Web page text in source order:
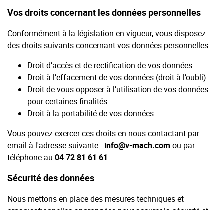
Vos droits concernant les données personnelles
Conformément à la législation en vigueur, vous disposez
des droits suivants concernant vos données personnelles :
Droit d’accès et de rectification de vos données.
Droit à l’effacement de vos données (droit à l’oubli).
Droit de vous opposer à l’utilisation de vos données
pour certaines finalités.
Droit à la portabilité de vos données.
Vous pouvez exercer ces droits en nous contactant par
email à l'adresse suivante : info@v-mach.com ou par
téléphone au 04 72 81 61 61.
Sécurité des données
Nous mettons en place des mesures techniques et